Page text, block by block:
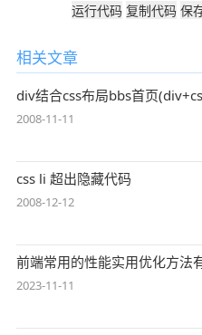
相关文章
div结合css布局bbs首页
2008-11-11
css li 超出隐藏代码
2008-12-12
前端常用的性能实用优化方法
2023-11-11